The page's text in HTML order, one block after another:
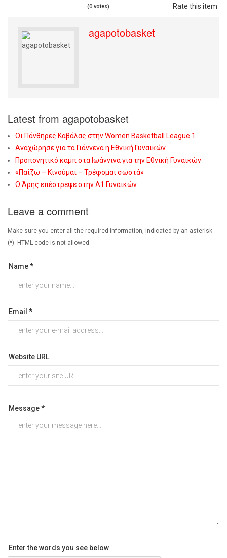
Rate this item
(0 votes)
agapotobasket
Latest from agapotobasket
Οι Πάνθηρες Καβάλας στην Women Basketball League 1
Αναχώρησε για τα Γιάννενα η Εθνική Γυναικών
Προπονητικό καμπ στα Ιωάννινα για την Εθνική Γυναικών
«Παίζω – Κινούμαι – Τρέφομαι σωστά»
Ο Άρης επέστρεψε στην Α1 Γυναικών
Leave a comment
Make sure you enter all the required information, indicated by an asterisk
(*). HTML code is not allowed.
Name *
Email *
Website URL
Message *
Enter the words you see below